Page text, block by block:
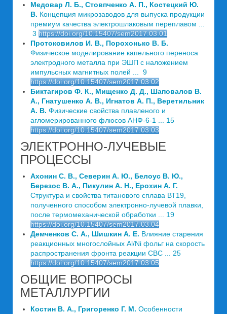
Медовар Л. Б., Стовпченко А. П., Костецкий Ю.
В. Концепция микрозаводов для выпуска продукции
премиум качества электрошлаковым переплавом ...
3 https://doi.org/10.15407/sem2017.03.01
Протоковилов И. В., Порохонько В. Б.
Физическое моделирование капельного переноса
электродного металла при ЭШП с наложением
импульсных магнитных полей ... 9
https://doi.org/10.15407/sem2017.03.02
Биктагиров Ф. К., Мищенко Д. Д., Шаповалов В.
А., Гнатушенко А. В., Игнатов А. П., Веретильник
А. В. Физические свойства плавленого и
агломерированного флюсов АНФ-6-1 ... 15
https://doi.org/10.15407/sem2017.03.03
ЭЛЕКТРОННО-ЛУЧЕВЫЕ
ПРОЦЕССЫ
Ахонин С. В., Северин А. Ю., Белоус В. Ю.,
Березос В. А., Пикулин А. Н., Ерохин А. Г.
Структура и свойства титанового сплава ВТ19,
полученного способом электронно-лучевой плавки,
после термомеханической обработки ... 19
https://doi.org/10.15407/sem2017.03.04
Демченков С. А., Шишкин А. Е. Влияние старения
реакционных многослойных Al/Ni фольг на скорость
распространения фронта реакции СВС ... 25
https://doi.org/10.15407/sem2017.03.05
ОБЩИЕ ВОПРОСЫ
МЕТАЛЛУРГИИ
Костин В. А., Григоренко Г. М. Особенности